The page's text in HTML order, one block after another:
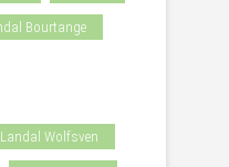
Bourtange
Landal Wolfsven